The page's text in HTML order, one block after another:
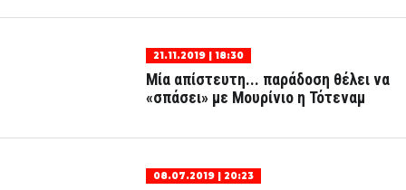
21.11.2019 | 18:30
Μία απίστευτη... παράδοση θέλει να
«σπάσει» με Μουρίνιο η Τότεναμ
08.07.2019 | 20:23